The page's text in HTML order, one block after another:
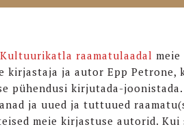
Kultuurikatla raamatulaadal
kirjastaja ja autor Epp Petrone,
pühendusi kirjutada-joonistada.
ja uued ja tuttuued
meie kirjastuse autorid. Kui